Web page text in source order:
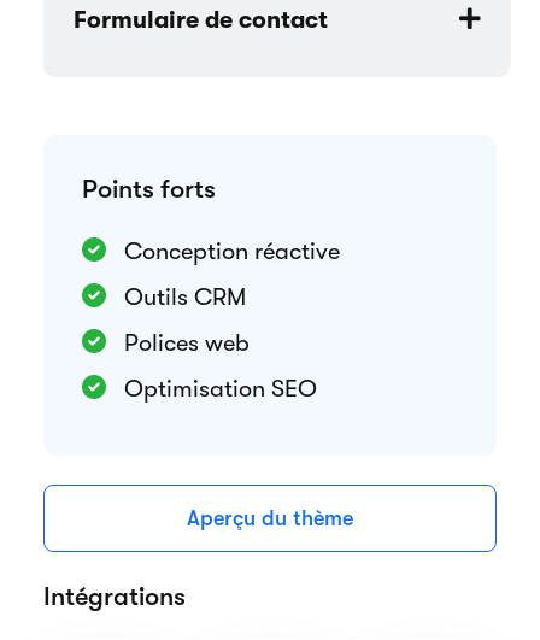
Formulaire de contact
Points forts
Conception réactive
Outils CRM
Polices web
Optimisation SEO
Aperçu du thème
Intégrations